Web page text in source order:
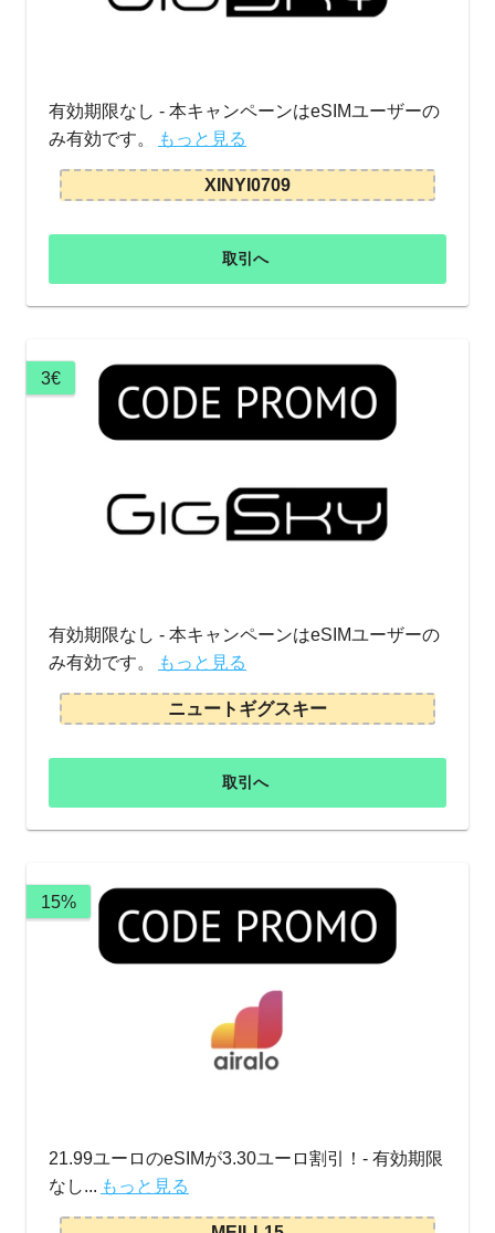
有効期限なし - 本キャンペーンはeSIMユーザーの
み有効です。
もっと見る
XINYI0709
取引へ
3€
有効期限なし - 本キャンペーンはeSIMユーザーの
み有効です。
もっと見る
ニュートギグスキー
取引へ
15%
21.99ユーロのeSIMが3.30ユーロ割引！- 有効期限
なし... もっと見る